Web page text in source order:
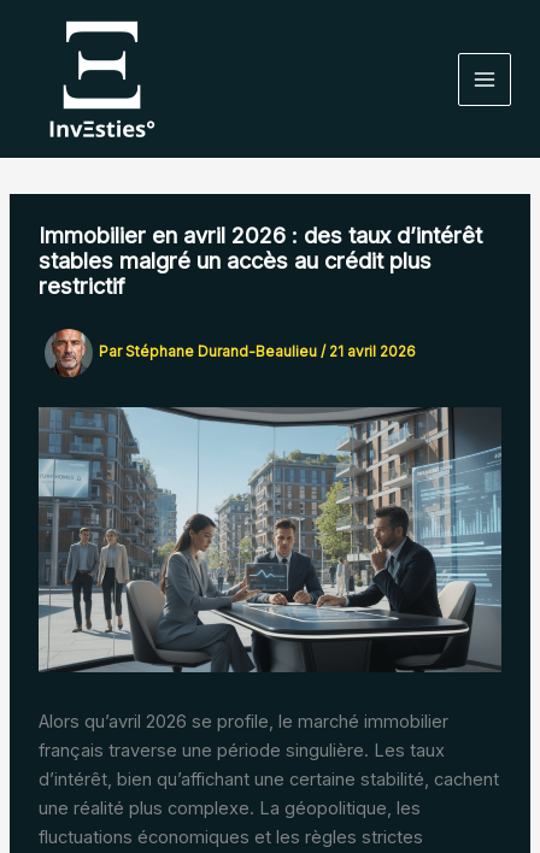
Immobilier en avril 2026 : des taux d’intérêt
stables malgré un accès au crédit plus
restrictif
ParStéphane Durand-Beaulieu / 21 avril 2026
Alors qu’avril 2026 se profile, le marché immobilier
français traverse une période singulière. Les taux
d’intérêt, bien qu’affichant une certaine stabilité, cachent
une réalité plus complexe. La géopolitique, les
fluctuations économiques et les règles strictes